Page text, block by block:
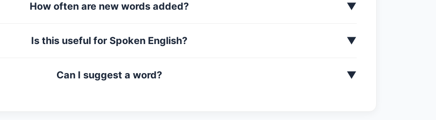
How often are new words added? ▼
Is this useful for Spoken English? ▼
Can I suggest a word? ▼